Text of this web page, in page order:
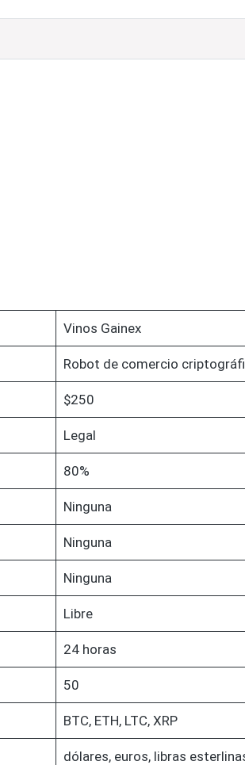
Vinos Gainex
Robot de comercio
$250
Legal
80%
Ninguna
Ninguna
Ninguna
Libre
24 horas
50
BTC, ETH, LTC, XRP
dólares, euros, libras